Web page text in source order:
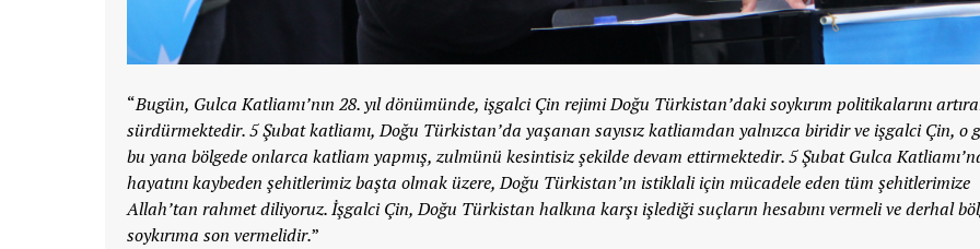
“Bugün, Gulca Katliamı’nın 28. yıl dönümünde, işgalci Çin rejimi Doğu Türkistan’daki soykırım politikalarını
sürdürmektedir. 5 Şubat katliamı, Doğu Türkistan’da yaşanan sayısız katliamdan yalnızca biridir ve işgalci Çin, o
bu yana bölgede onlarca katliam yapmış, zulmünü kesintisiz şekilde devam ettirmektedir. 5 Şubat Gulca
hayatını kaybeden şehitlerimiz başta olmak üzere, Doğu Türkistan’ın istiklali için mücadele eden tüm şehitlerimize
Allah’tan rahmet diliyoruz. İşgalci Çin, Doğu Türkistan halkına karşı işlediği suçların hesabını vermeli ve derhal
soykırıma son vermelidir.”